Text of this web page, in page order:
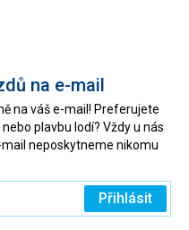
na e-mail
na váš e-mail! Preferujete
plavbu lodí? Vždy u nás
neposkytneme nikomu
Přihlásit